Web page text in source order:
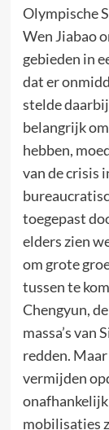
Olympische
Wen Jiabao
gebieden in
dat er
stelde
belangrijk
hebben,
van de crisis
toegepast
elders zien
om grote
tussen te
Chengyun,
massa’s van
redden.
vermijden
mobilisaties